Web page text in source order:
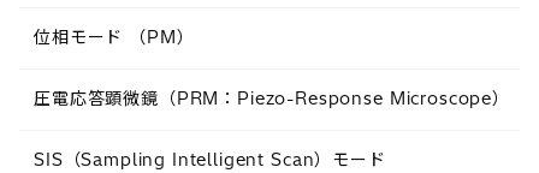
位相モード （PM）
圧電応答顕微鏡（PRM：Piezo-Response Microscope）
SIS（Sampling Intelligent Scan）モード